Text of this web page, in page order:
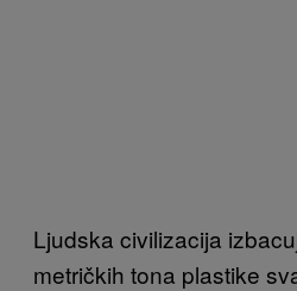
Ljudska civilizacija
metričkih tona plastike